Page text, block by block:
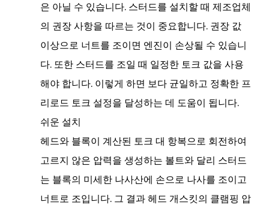
은 아닐 수 있습니다. 스터드를 설치할 때 제조업체
의 권장 사항을 따르는 것이 중요합니다. 권장 값
이상으로 너트를 조이면 엔진이 손상될 수 있습니
다. 또한 스터드를 조일 때 일정한 토크 값을 사용
해야 합니다. 이렇게 하면 보다 균일하고 정확한 프
리로드 토크 설정을 달성하는 데 도움이 됩니다.
쉬운 설치
헤드와 블록이 계산된 토크 대 항복으로 회전하여
고르지 않은 압력을 생성하는 볼트와 달리 스터드
는 블록의 미세한 나사산에 손으로 나사를 조이고
너트로 조입니다. 그 결과 헤드 개스킷의 클램핑 압